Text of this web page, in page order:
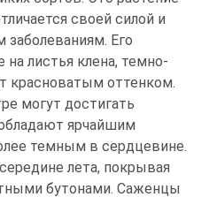
своей силой и
Его
листья клена, темно-
красноватым оттенком.
могут достигать
ярчайшим
темным в сердцевине.
лета, покрывая
бутонами. Саженцы